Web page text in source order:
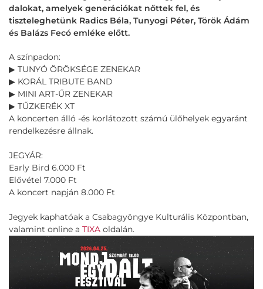
dalokat, amelyek generációkat nőttek fel, és
tiszteleghetünk Radics Béla, Tunyogi Péter, Török Ádám
és Balázs Fecó emléke előtt.
A színpadon:
▶︎ TUNYÓ ÖRÖKSÉGE ZENEKAR
▶︎ KORÁL TRIBUTE BAND
▶︎ MINI ART-ŰR ZENEKAR
▶︎ TŰZKERÉK XT
A koncerten álló -és korlátozott számú ülőhelyek egyaránt
rendelkezésre állnak.
JEGYÁR:
Early Bird 6.000 Ft
Elővétel 7.000 Ft
A koncert napján 8.000 Ft
Jegyek kaphatóak a Csabagyöngye Kulturális Központban,
valamint online a TIXA oldalán.